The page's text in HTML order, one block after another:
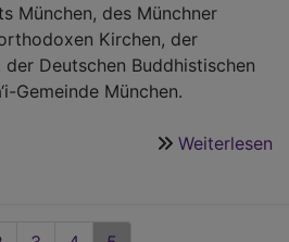
München, des Münchner
Kirchen, der
Deutschen Buddhistischen
Gemeinde München.
Weiterlesen